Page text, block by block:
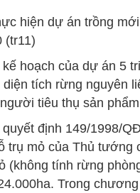
hiện dự án trồng
(tr11)
hoạch của dự án 5
tích rừng nguyên
tiêu thụ sản
định 149/1998/
trụ mỏ của Thủ tướng
(không tính rừng
Trong